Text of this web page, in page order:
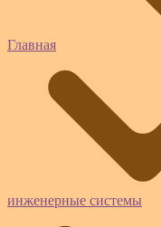
Главная
инженерные системы